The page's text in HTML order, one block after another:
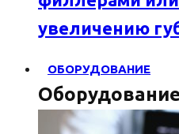
увеличению
ОБОРУДОВАНИЕ
Оборудование